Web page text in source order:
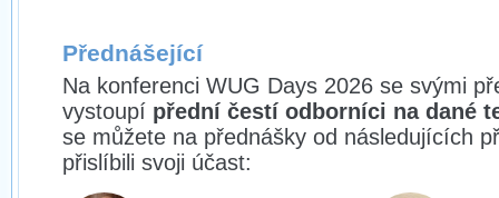
Přednášející
Na konferenci WUG Days 2026 se svými
vystoupí přední čestí odborníci na dané
se můžete na přednášky od následujících
přislíbili svoji účast: